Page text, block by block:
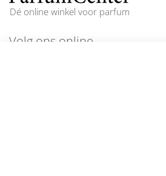
Dé online winkel voor parfum
Volg ons online